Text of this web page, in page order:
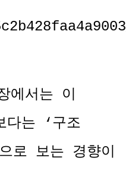
에서는 이
다는 ‘구조
로 보는 경향이